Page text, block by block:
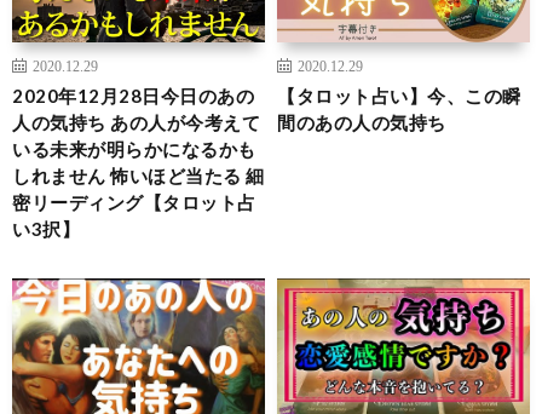
2020.12.29
2020年12月28日今日のあの
人の気持ち あの人が今考えて
いる未来が明らかになるかも
しれません 怖いほど当たる 細
密リーディング【タロット占
い3択】
2020.12.29
【タロット占い】今、この瞬
間のあの人の気持ち